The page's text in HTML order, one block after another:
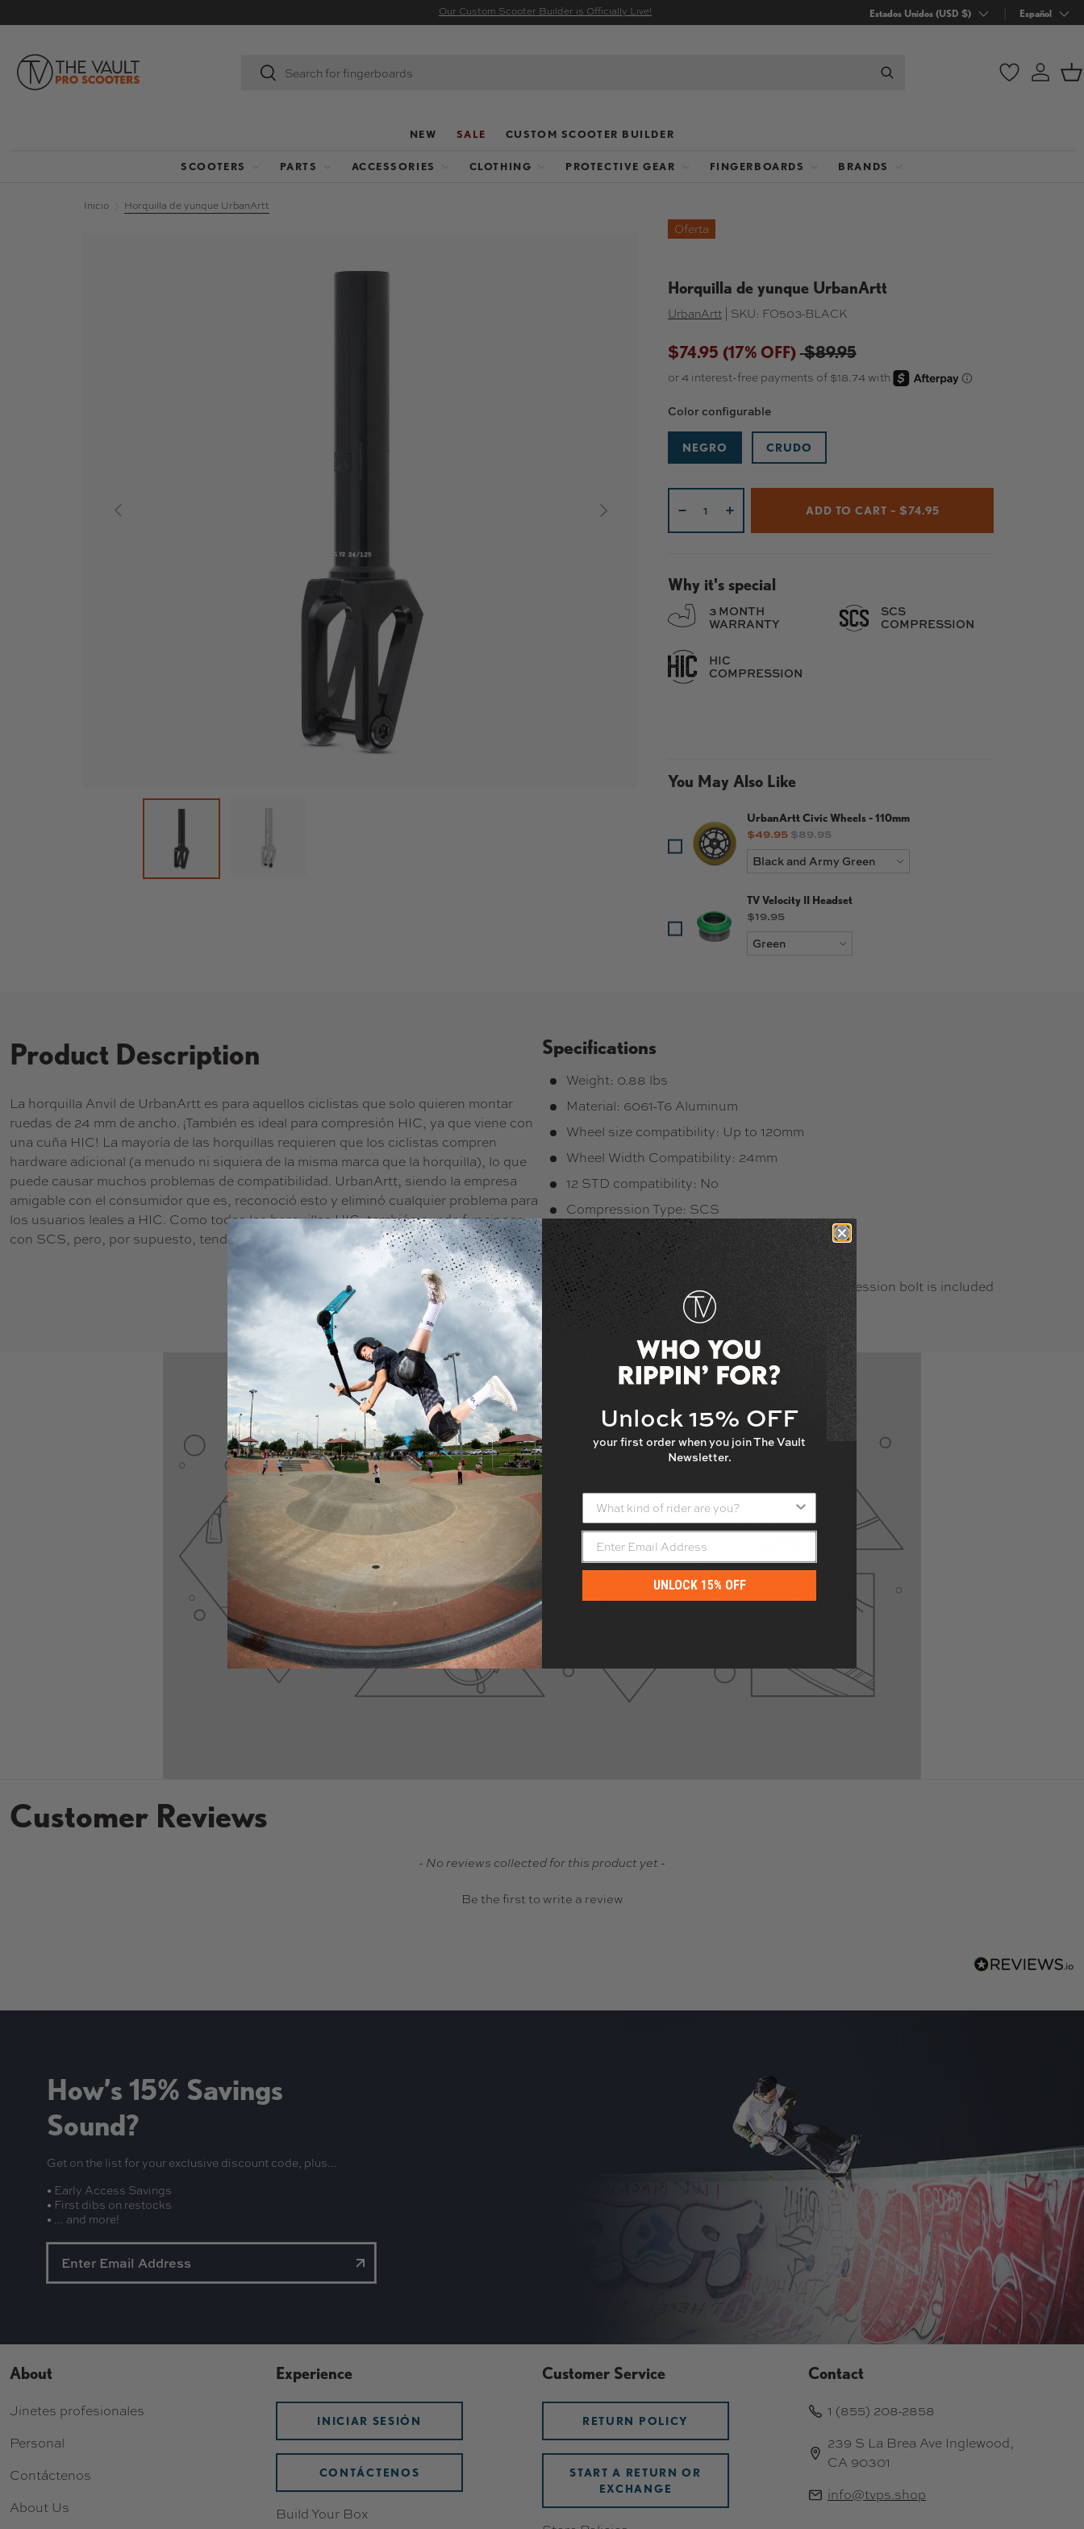
IR AL CONTENIDO
Our Custom Scooter Builder is Officially Live! País/Región
Estados Unidos (USD $) IdiomaEspañol
Buscar
Buscar WishlistIniciar
NEW SALE CUSTOM SCOOTER BUILDER
SCOOTERS PARTS ACCESSORIES CLOTHING PROTECTIVE GEAR FINGERBOARDS BRANDS
Inicio Horquilla de yunque UrbanArtt
ANTERIOR SIGUIENTE
Cargar imagen 1 en la vista de galería
Oferta
Horquilla de yunque UrbanArtt
UrbanArtt| SKU: FO503-BLACK
$74.95 (17% OFF) $89.95
Color configurable
NEGRO CRUDO
+ ADD TO CART – $74.95
Why it's special
3 MONTH
WARRANTY
SCS
COMPRESSION
HIC
COMPRESSION
You May Also Like
UrbanArtt Civic Wheels - 110mm
Sale price
$49.95 Original price
$89.95
TV Velocity II Headset
Price
$19.95
Product Description
La horquilla Anvil de UrbanArtt es para aquellos ciclistas que solo quieren montar
ruedas de 24 mm de ancho. ¡También es ideal para compresión HIC, ya que viene con
una cuña HIC! La mayoría de las horquillas requieren que los ciclistas compren
hardware adicional (a menudo ni siquiera de la misma marca que la horquilla), lo que
puede causar muchos problemas de compatibilidad. UrbanArtt, siendo la empresa
amigable con el consumidor que es, reconoció esto y eliminó cualquier problema para
los usuarios leales a HIC. Como todas las horquillas HIC, también puede funcionar
con SCS, pero, por supuesto, tendrás que comprar una abrazadera SCS para ello.
Specifications
Weight: 0.88 lbs
Material: 6061-T6 Aluminum
Wheel size compatibility: Up to 120mm
Wheel Width Compatibility: 24mm
12 STD compatibility: No
Compression Type: SCS
Other Compressions: HIC
Compression Bolt Type: Proprietary
Hardware included: Axle, HIC shim, and compression bolt is included
Crown race integrated: Yes
Customer Reviews
- No reviews collected for this product yet -
Be the first to write a review
How’s 15% Savings
Sound?
Get on the list for your exclusive discount code, plus...
• Early Access Savings
• First dibs on restocks
• ... and more!
About
Jinetes profesionales
Personal
Contáctenos
About Us
Experience
INICIAR SESIÓN
CONTÁCTENOS
Build Your Box
Customer Service
RETURN POLICY
START A RETURN OR
EXCHANGE
Contact
1 (855) 208-2858
239 S La Brea Ave Inglewood,
CA 90301
info@tvps.shop
Unlock 15% OFF
your first order when you join The Vault
Newsletter.
What kind of rider are you?
UNLOCK 15% OFF